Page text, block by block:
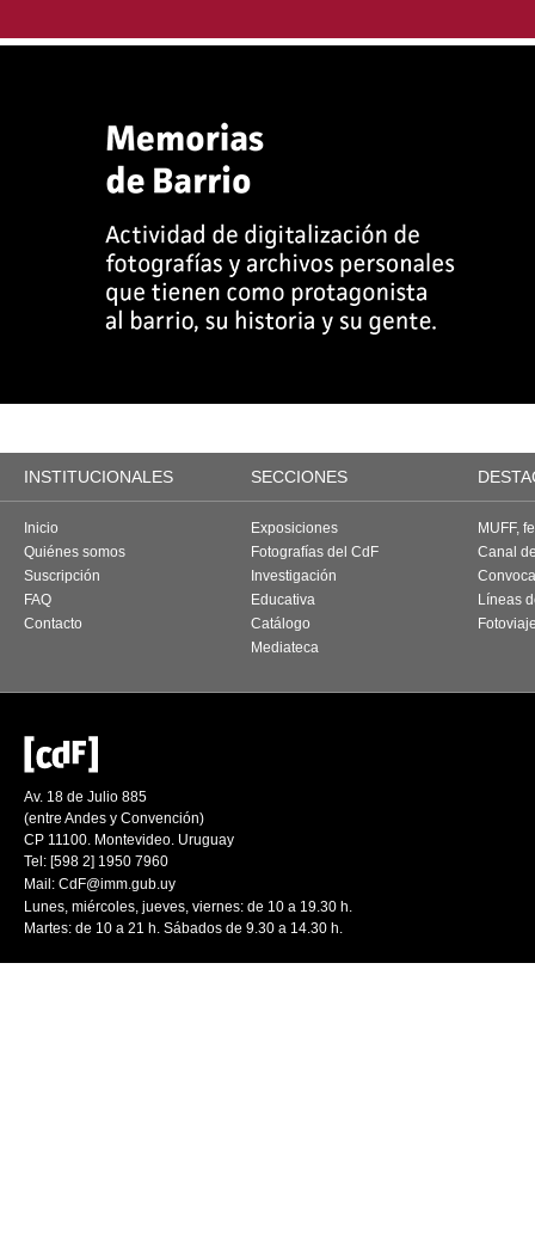
INSTITUCIONALES SECCIONES
Inicio
Quiénes somos
Suscripción
FAQ
Contacto
Exposiciones
Fotografías del CdF
Investigación
Educativa
Catálogo
Mediateca
MUFF,
Canal
Líneas
Av. 18 de Julio 885
(entre Andes y Convención)
CP 11100. Montevideo. Uruguay
Tel: [598 2] 1950 7960
Mail: CdF@imm.gub.uy
Lunes, miércoles, jueves, viernes: de 10 a 19.30 h.
Martes: de 10 a 21 h. Sábados de 9.30 a 14.30 h.